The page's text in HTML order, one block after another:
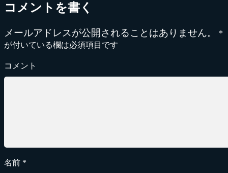
コメントを書く
メールアドレスが公開されることはありません。
*
が付いている欄は必須項目です
コメント
名前 *